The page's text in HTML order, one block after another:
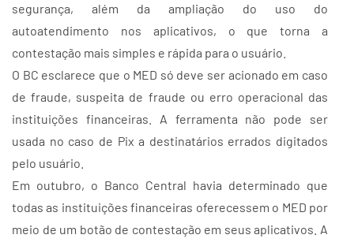
segurança, além da ampliação do uso do
autoatendimento nos aplicativos, o que torna a
contestação mais simples e rápida para o usuário.
O BC esclarece que o MED só deve ser acionado em caso
de fraude, suspeita de fraude ou erro operacional das
instituições financeiras. A ferramenta não pode ser
usada no caso de Pix a destinatários errados digitados
pelo usuário.
Em outubro, o Banco Central havia determinado que
todas as instituições financeiras oferecessem o MED por
meio de um botão de contestação em seus aplicativos. A